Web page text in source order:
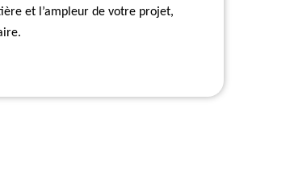
et l’ampleur de votre projet,